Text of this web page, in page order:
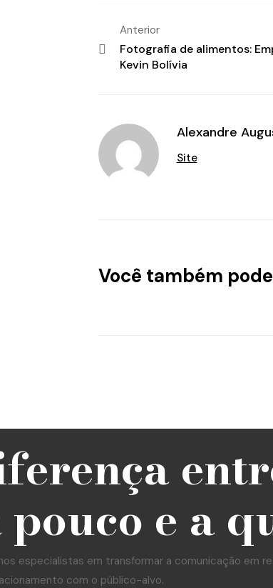
Anterior
Fotografia de alimentos:
Kevin Bolívia
Alexandre
Site
Você também
e a
especialistas em transformar a comunicação em
com o público-alvo.